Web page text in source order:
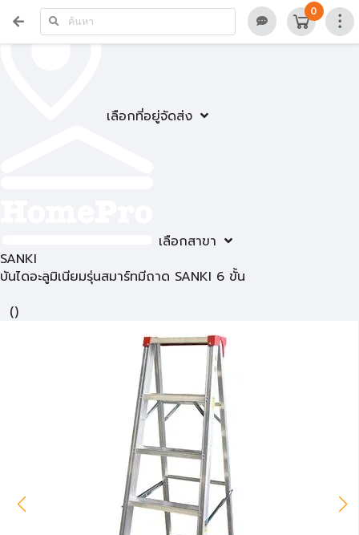
เลือกที่อยู่จัดส่ง
เลือกสาขา
0
SANKI
บันไดอะลูมิเนียมรุ่นสมาร์ทมีถาด SANKI 6 ขั้น
()